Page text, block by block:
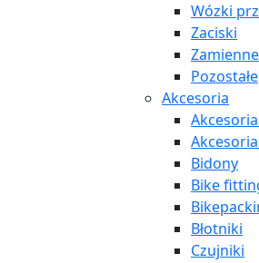
Wózki
Zaciski
Pozostałe
Akcesoria
Bidony
Bike
Błotniki
Czujniki